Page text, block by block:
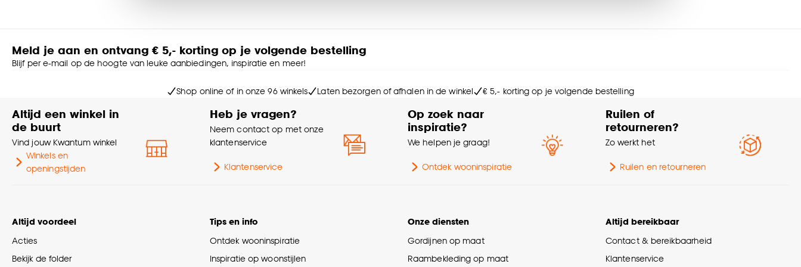
Hoogte 25 CM
0.385 Kg
Wit
Meld je aan en ontvang € 5,- korting op je volgende bestelling
Blijf per e-mail op de hoogte van leuke aanbiedingen, inspiratie en meer!
Shop online of in onze 96 winkels Laten bezorgen of afhalen in de winkel € 5,- korting op je volgende bestelling
Altijd een winkel in
de buurt
Vind jouw Kwantum winkel
Winkels en
openingstijden
Heb je vragen?
Neem contact op met onze
klantenservice
Klantenservice
Op zoek naar
inspiratie?
We helpen je graag!
Ontdek wooninspiratie
Ruilen of
retourneren?
Zo werkt het
Ruilen en retourneren
Altijd voordeel
Acties
Bekijk de folder
Tips en info
Ontdek wooninspiratie
Inspiratie op woonstijlen
Onze diensten
Gordijnen op maat
Raambekleding op maat
Altijd bereikbaar
Contact & bereikbaarheid
Klantenservice